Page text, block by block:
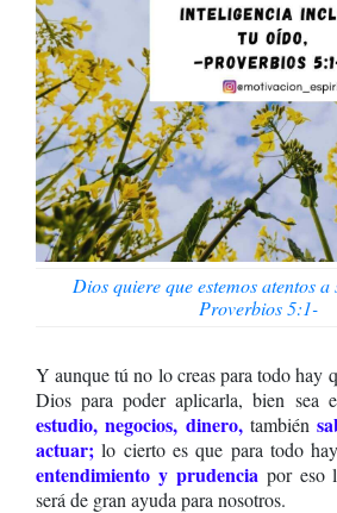
Dios quiere que estemos atentos a
Proverbios 5:1-
Y aunque tú no lo creas para todo hay
Dios para poder aplicarla, bien sea
estudio, negocios, dinero,también
actuar;lo cierto es que para todo
entendimiento y prudencia por eso
será de gran ayuda para nosotros.